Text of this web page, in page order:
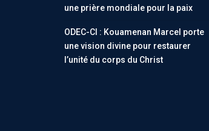
une prière mondiale pour la paix
ODEC-CI : Kouamenan Marcel porte
une vision divine pour restaurer
l’unité du corps du Christ